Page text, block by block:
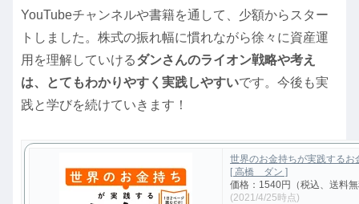
YouTubeチャンネルや書籍を通して、少額からスター
トしました。株式の振れ幅に慣れながら徐々に資産運
用を理解していけるダンさんのライオン戦略や考え
は、とてもわかりやすく実践しやすいです。今後も実
践と学びを続けていきます！
世界のお金持ちが実践するお
[ 高橋 ダン ]
価格：1540円（税込、送料
(2021/4/25時点)